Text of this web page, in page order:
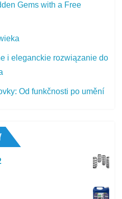
Gems with a Free
i eleganckie rozwiązanie do
Od funkčnosti po umění